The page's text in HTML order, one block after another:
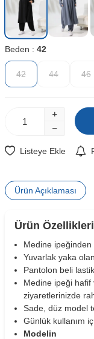
Beden : 42
42 44 46
Listeye Ekle
Ürün Açıklaması
Ürün Özellikleri
Medine
Yuvarlak yaka
Pantolon beli
Medine ipeği hafif
ziyaretlerinizde
Sade, düz model
Günlük kullanım
Modelin